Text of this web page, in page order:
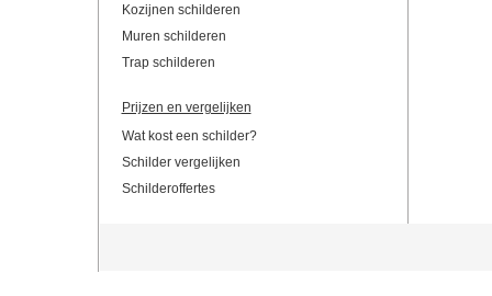
Kozijnen schilderen
Muren schilderen
Trap schilderen
Prijzen en vergelijken
Wat kost een schilder?
Schilder vergelijken
Schilderoffertes